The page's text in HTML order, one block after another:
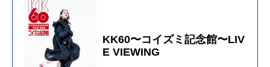
KK60〜コイズミ記念館〜LIV
E VIEWING